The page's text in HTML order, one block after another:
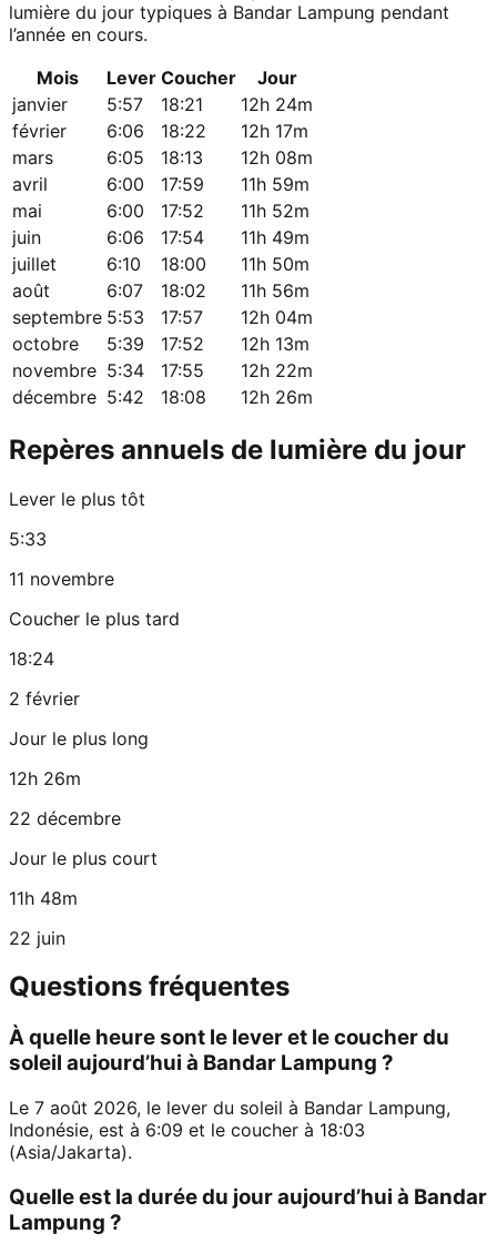
lumière du jour typiques à Bandar Lampung pendant
l’année en cours.
Mois
Lever Coucher
Jour
janvier
5:57 18:21
12h 24m
février
6:06 18:22
12h 17m
mars
6:05 18:13
12h 08m
avril
6:00 17:59
11h 59m
mai
6:00 17:52
11h 52m
juin
6:06 17:54
11h 49m
juillet
6:10 18:00
11h 50m
août
6:07 18:02
11h 56m
septembre 5:53 17:57
12h 04m
octobre
5:39 17:52
12h 13m
novembre 5:34 17:55
12h 22m
décembre 5:42 18:08 12h 26m
Repères annuels de lumière du jour
Lever le plus tôt
5:33
11 novembre
Coucher le plus tard
18:24
2 février
Jour le plus long
12h 26m
22 décembre
Jour le plus court
11h 48m
22 juin
Questions fréquentes
À quelle heure sont le lever et le coucher du
soleil aujourd’hui à Bandar Lampung ?
Le 7 août 2026, le lever du soleil à Bandar Lampung,
Indonésie, est à 6:09 et le coucher à 18:03
(Asia/Jakarta).
Quelle est la durée du jour aujourd’hui à Bandar
Lampung ?